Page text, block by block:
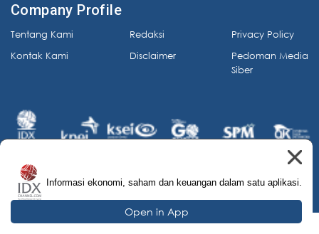
Company Profile
Tentang Kami
Kontak Kami
Redaksi
Disclaimer
Privacy Policy
Pedoman Media
Siber
© 2026 IDX Channel. All Rights Reserved.
Informasi ekonomi, saham dan keuangan dalam satu aplikasi.
Open in App